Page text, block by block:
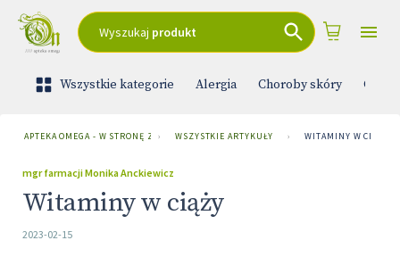
Wyszukaj produkt
Wszystkie kategorie Alergia Choroby skóry Ciąża
APTEKA OMEGA - W STRONĘ ZDROWIA
› WSZYSTKIE ARTYKUŁY › WITAMINY W CIĄŻY
mgr farmacji Monika Anckiewicz
Witaminy w ciąży
2023-02-15